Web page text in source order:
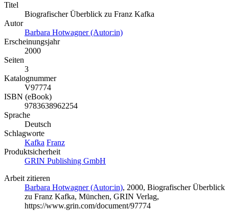
Titel
Biografischer Überblick zu Franz Kafka
Autor
Barbara Hotwagner (Autor:in)
Erscheinungsjahr
2000
Seiten
3
Katalognummer
V97774
ISBN (eBook)
9783638962254
Sprache
Deutsch
Schlagworte
Kafka Franz
Produktsicherheit
GRIN Publishing GmbH
Arbeit zitieren
Barbara Hotwagner (Autor:in), 2000, Biografischer Überblick
zu Franz Kafka, München, GRIN Verlag,
https://www.grin.com/document/97774